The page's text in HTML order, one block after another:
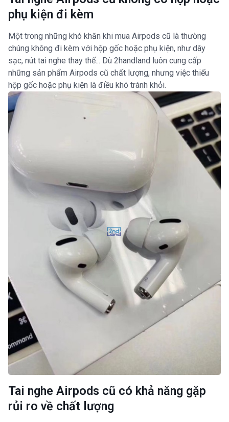
phụ kiện đi kèm
Một trong những khó khăn khi mua Airpods cũ là thường
chúng không đi kèm với hộp gốc hoặc phụ kiện, như dây
sạc, nút tai nghe thay thế... Dù 2handland luôn cung cấp
những sản phẩm Airpods cũ chất lượng, nhưng việc thiếu
hộp gốc hoặc phụ kiện là điều khó tránh khỏi.
Tai nghe Airpods cũ có khả năng gặp
rủi ro về chất lượng